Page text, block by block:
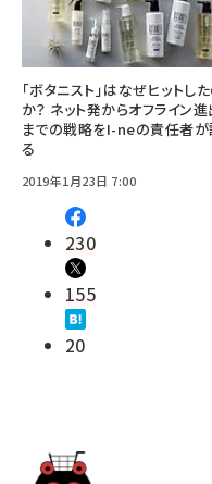
「ボタニスト」はなぜヒットし
か？ ネット発からオフライン進
までの戦略をI-neの責任者が
る
2019年1月23日 7:00
230
155
20